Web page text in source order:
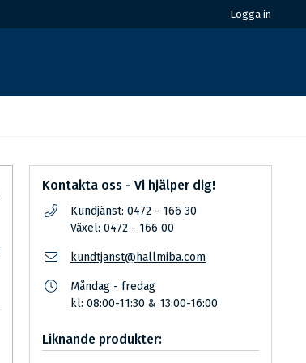
Logga in
Kontakta oss - Vi hjälper dig!
Kundjänst: 0472 - 166 30
Växel: 0472 - 166 00
kundtjanst@hallmiba.com
Måndag - fredag
kl: 08:00-11:30 & 13:00-16:00
Liknande produkter: